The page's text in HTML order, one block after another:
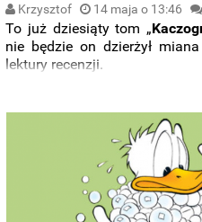
Krzysztof 14 maja o 13:46
To już dziesiąty tom „
nie będzie on dzierżył
lektury recenzji.